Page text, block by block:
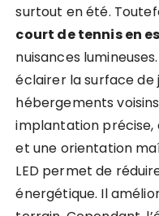
surtout en été.
court de tennis en
nuisances
éclairer la surface de
hébergements
implantation précise,
et une orientation
LED permet de
énergétique. Il